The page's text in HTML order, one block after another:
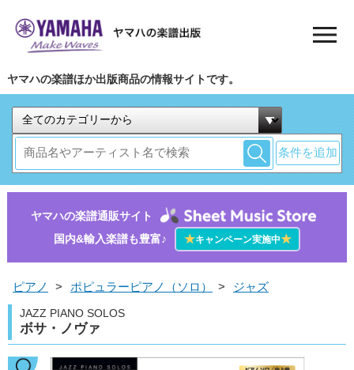
ヤマハの楽譜ほか出版商品の情報サイトです。
条件を追加
ヤマハの楽譜通販サイト
国内&輸入楽譜も豊富♪
★キャンペーン実施中★
ピアノ > ポピュラーピアノ（ソロ） > ジャズ
JAZZ PIANO SOLOS
ボサ・ノヴァ